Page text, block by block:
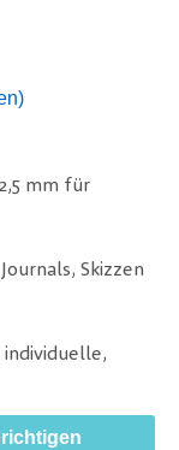
mm für
Skizzen